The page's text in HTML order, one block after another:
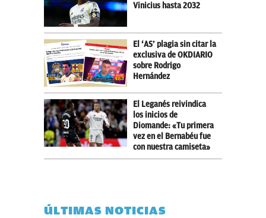
Vinicius hasta 2032
El ‘AS’ plagia sin citar la
exclusiva de OKDIARIO
sobre Rodrigo
Hernández
El Leganés reivindica
los inicios de
Diomande: «Tu primera
vez en el Bernabéu fue
con nuestra camiseta»
ÚLTIMAS NOTICIAS